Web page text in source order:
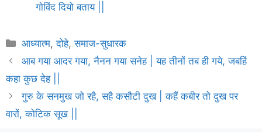
गोविंद दियो बताय ||
Categories
आध्यात्म,दोहे,समाज-सुधारक
आब गया आदर गया, नैनन गया सनेह | यह तीनों तब ही गये, जबहिं
कहा कुछ देह ||
गुरु के सनमुख जो रहै, सहै कसौटी दुख | कहैं कबीर तो दुख पर
वारों, कोटिक सूख ||